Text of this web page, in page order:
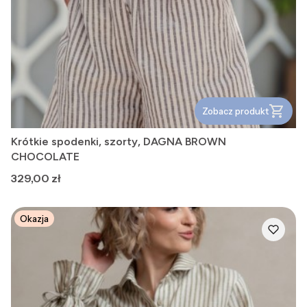
Zobacz produkt
Krótkie spodenki, szorty, DAGNA BROWN
CHOCOLATE
Cena
329,00 zł
Okazja